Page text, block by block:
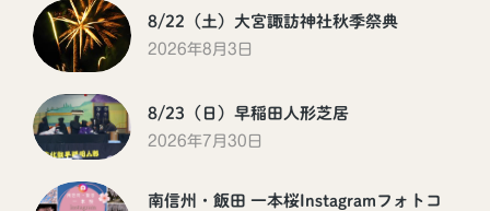
8/22（土）大宮諏訪神社秋季祭典
2026年8月3日
8/23（日）早稲田人形芝居
2026年7月30日
南信州・飯田 一本桜Instagramフォトコ